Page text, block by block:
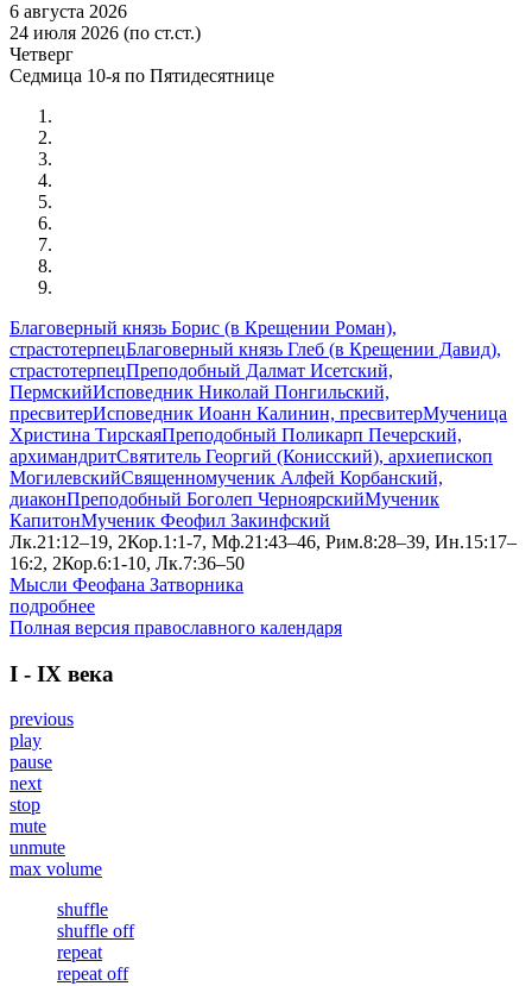
6 августа 2026
24 июля 2026 (по ст.ст.)
Четверг
Седмица 10-я по Пятидесятнице
Благоверный князь Борис (в Крещении Роман),
страстотерпецБлаговерный князь Глеб (в Крещении Давид),
страстотерпецПреподобный Далмат Исетский,
ПермскийИсповедник Николай Понгильский,
пресвитерИсповедник Иоанн Калинин, пресвитерМученица
Христина ТирскаяПреподобный Поликарп Печерский,
архимандритСвятитель Георгий (Конисский), архиепископ
МогилевскийСвященномученик Алфей Корбанский,
диаконПреподобный Боголеп ЧерноярскийМученик
КапитонМученик Феофил Закинфский
Лк.21:12–19, 2Кор.1:1-7, Мф.21:43–46, Рим.8:28–39, Ин.15:17–
16:2, 2Кор.6:1-10, Лк.7:36–50
Мысли Феофана Затворника
подробнее
Полная версия православного календаря
I - IX века
previous
play
pause
next
stop
mute
unmute
max volume
shuffle
shuffle off
repeat
repeat off